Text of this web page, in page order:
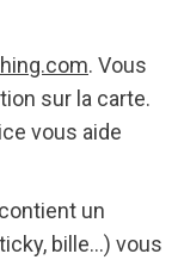
. Vous
sur la carte.
vous aide
un
bille…) vous